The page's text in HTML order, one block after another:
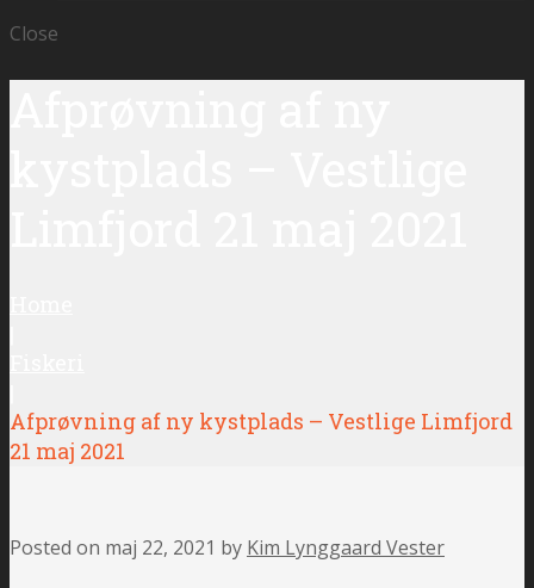
Close
Afprøvning af ny kystplads – Vestlige Limfjord
21 maj 2021
Posted on maj 22, 2021 by Kim Lynggaard Vester